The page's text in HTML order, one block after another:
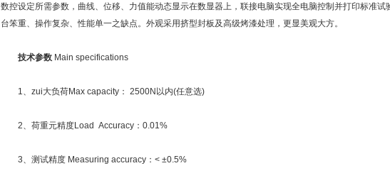
数控设定所需参数，曲线、位移、力值能动态显示在数显器上，联接电脑实现全电脑控制并打印标准
台笨重、操作复杂、性能单一之缺点。外观采用挤型封板及高级烤漆处理，更显美观大方。
技术参数 Main specifications
1、zui大负荷Max capacity： 2500N以内(任意选)
2、荷重元精度Load Accuracy：0.01%
3、测试精度 Measuring accuracy：< ±0.5%